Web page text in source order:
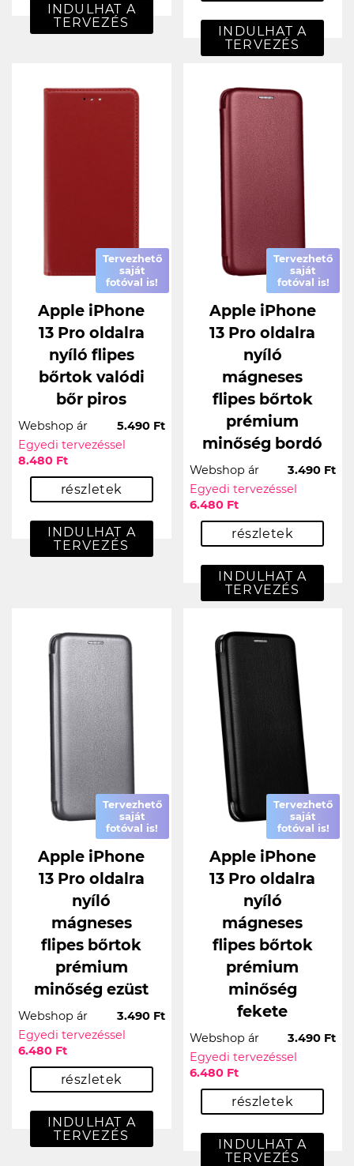
INDULHAT A
TERVEZÉS
INDULHAT A
TERVEZÉS
Tervezhető
saját
fotóval is!
Apple iPhone
13 Pro oldalra
nyíló flipes
bőrtok valódi
bőr piros
Webshop ár
5.490 Ft
Egyedi tervezéssel
8.480 Ft
részletek
INDULHAT A
TERVEZÉS
Tervezhető
saját
fotóval is!
Apple iPhone
13 Pro oldalra
nyíló
mágneses
flipes bőrtok
prémium
minőség bordó
Webshop ár
3.490 Ft
Egyedi tervezéssel
6.480 Ft
részletek
INDULHAT A
TERVEZÉS
Tervezhető
saját
fotóval is!
Apple iPhone
13 Pro oldalra
nyíló
mágneses
flipes bőrtok
prémium
minőség ezüst
Webshop ár
3.490 Ft
Egyedi tervezéssel
6.480 Ft
részletek
INDULHAT A
TERVEZÉS
Tervezhető
saját
fotóval is!
Apple iPhone
13 Pro oldalra
nyíló
mágneses
flipes bőrtok
prémium
minőség
fekete
Webshop ár
3.490 Ft
Egyedi tervezéssel
6.480 Ft
részletek
INDULHAT A
TERVEZÉS